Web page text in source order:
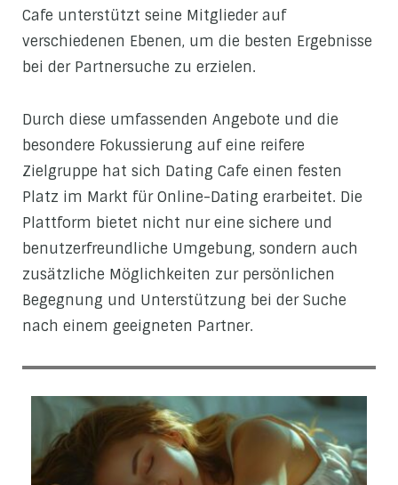
Cafe unterstützt seine Mitglieder auf
verschiedenen Ebenen, um die besten Ergebnisse
bei der Partnersuche zu erzielen.
Durch diese umfassenden Angebote und die
besondere Fokussierung auf eine reifere
Zielgruppe hat sich Dating Cafe einen festen
Platz im Markt für Online-Dating erarbeitet. Die
Plattform bietet nicht nur eine sichere und
benutzerfreundliche Umgebung, sondern auch
zusätzliche Möglichkeiten zur persönlichen
Begegnung und Unterstützung bei der Suche
nach einem geeigneten Partner.